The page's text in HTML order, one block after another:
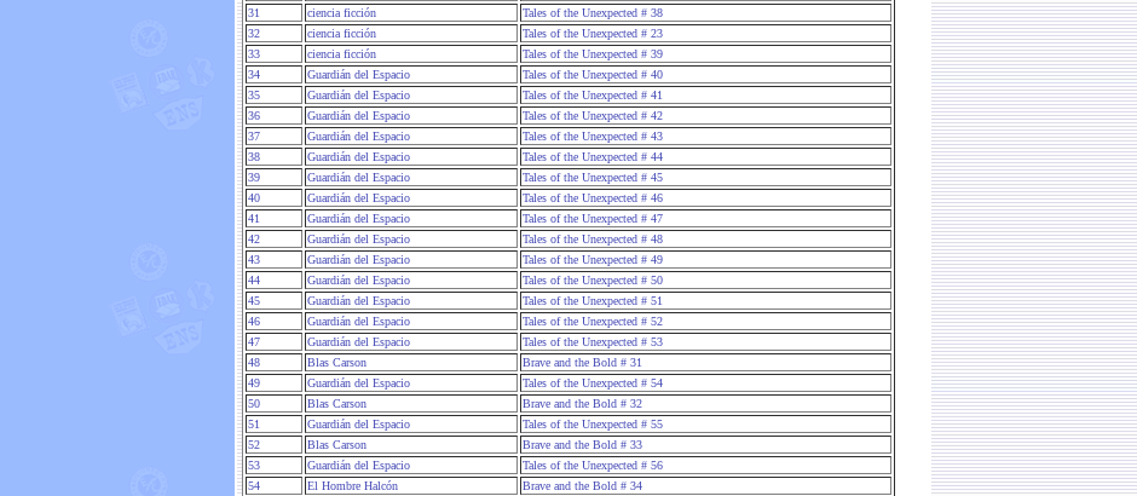
31
ciencia ficción
Tales of the Unexpected # 38
32
ciencia ficción
Tales of the Unexpected # 23
33
ciencia ficción
Tales of the Unexpected # 39
34
Guardián del Espacio
Tales of the Unexpected # 40
35
Guardián del Espacio
Tales of the Unexpected # 41
36
Guardián del Espacio
Tales of the Unexpected # 42
37
Guardián del Espacio
Tales of the Unexpected # 43
38
Guardián del Espacio
Tales of the Unexpected # 44
39
Guardián del Espacio
Tales of the Unexpected # 45
40
Guardián del Espacio
Tales of the Unexpected # 46
41
Guardián del Espacio
Tales of the Unexpected # 47
42
Guardián del Espacio
Tales of the Unexpected # 48
43
Guardián del Espacio
Tales of the Unexpected # 49
44
Guardián del Espacio
Tales of the Unexpected # 50
45
Guardián del Espacio
Tales of the Unexpected # 51
46
Guardián del Espacio
Tales of the Unexpected # 52
47
Guardián del Espacio
Tales of the Unexpected # 53
48
Blas Carson Brave and the Bold # 31
49
Guardián del Espacio
Tales of the Unexpected # 54
50
Blas Carson
Brave and the Bold # 32
51
Guardián del Espacio
Tales of the Unexpected # 55
52
Blas Carson
Brave and the Bold # 33
53
Guardián del Espacio
Tales of the Unexpected # 56
54
El Hombre Halcón
Brave and the Bold # 34